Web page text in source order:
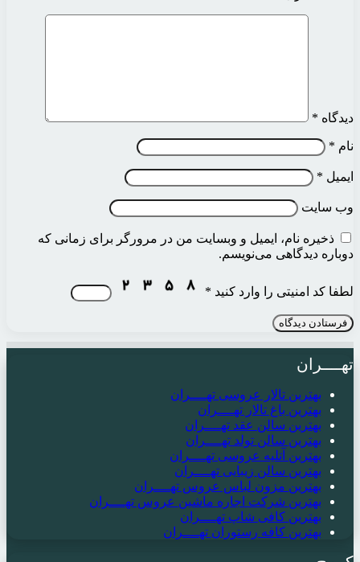
دیدگاه *
نام *
ایمیل *
وب‌ سایت
ذخیره نام، ایمیل و وبسایت من در مرورگر برای زمانی که
دوباره دیدگاهی می‌نویسم.
لطفا کد امنیتی را وارد کنید *
تهــــران
بهترین تالار عروسی تهــــران
بهترین باغ تالار تهــــران
بهترین سالن عقد تهــــران
بهترین سالن تولد تهــــران
بهترین آتلیه عروسی تهــــران
بهترین سالن زیبایی تهــــران
بهترین مزون لباس عروس تهــــران
بهترین شرکت اجاره ماشین عروس تهــــران
بهترین کافی شاپ تهــــران
بهترین کافه رستوران تهــــران